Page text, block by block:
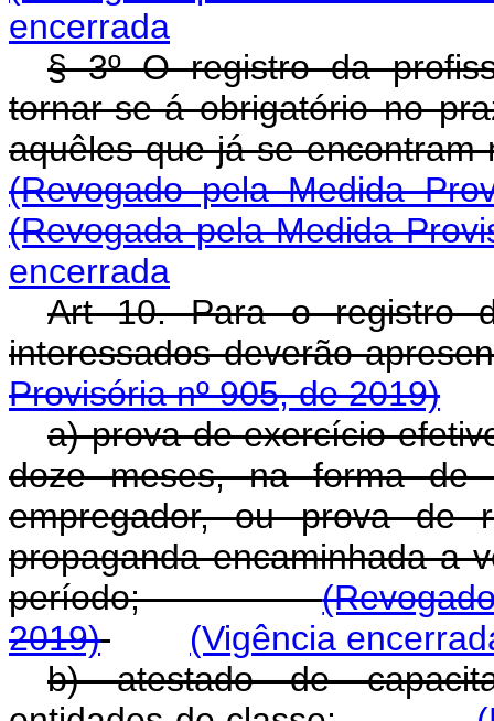
encerrada
§ 3º O registro da
tornar-se-á obrigatório no
aquêles que já se
(Revogado pela Medida
(Revogada pela Medida
encerrada
Art 10. Para o registro
interessados deverão
Provisória nº 905, de 2019)
a) prova de exercício
doze meses, na forma de
empregador, ou prova de
propaganda encaminhada a
período;
2019)
(Vigência
b) atestado de